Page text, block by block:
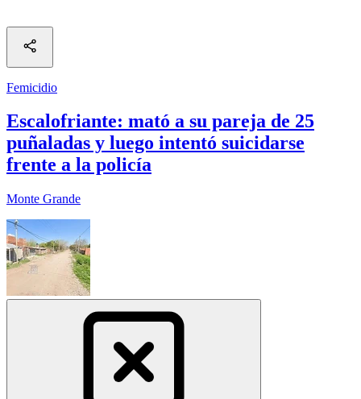
Femicidio
Escalofriante: mató a su pareja de 25
puñaladas y luego intentó suicidarse
frente a la policía
Monte Grande